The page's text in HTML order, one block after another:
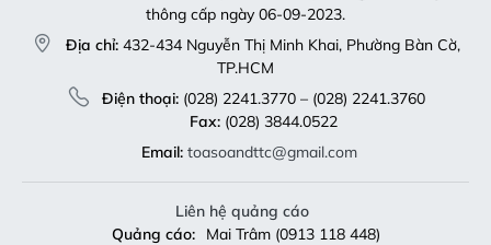
thông cấp ngày 06-09-2023.
Địa chỉ: 432-434 Nguyễn Thị Minh Khai, Phường Bàn Cờ,
TP.HCM
Điện thoại:(028) 2241.3770 – (028) 2241.3760
Fax:(028) 3844.0522
Email: toasoandttc@gmail.com
Liên hệ quảng cáo
Quảng cáo:
Mai Trâm (0913 118 448)